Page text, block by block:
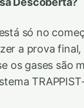
só no
a prova
os gases são